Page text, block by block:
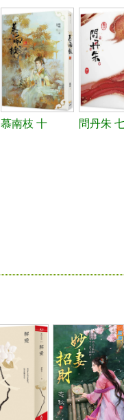
慕南枝 十 問丹朱